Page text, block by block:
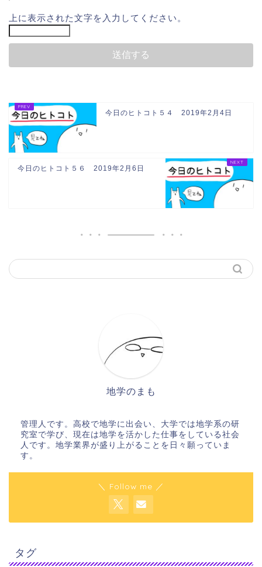
上に表示された文字を入力してください。
今日のヒトコト５４ 2019年2月4日
今日のヒトコト５６ 2019年2月6日
地学のまも
管理人です。高校で地学に出会い、大学では地学系の研
究室で学び、現在は地学を活かした仕事をしている社会
人です。地学業界が盛り上がることを日々願っていま
す。
＼ Follow me ／
タグ